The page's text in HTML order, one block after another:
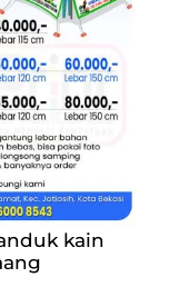
kain